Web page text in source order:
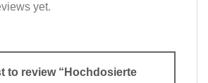
yet.
to review “Hochdosierte